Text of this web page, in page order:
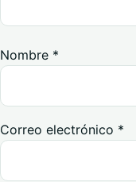
Nombre *
Correo electrónico *